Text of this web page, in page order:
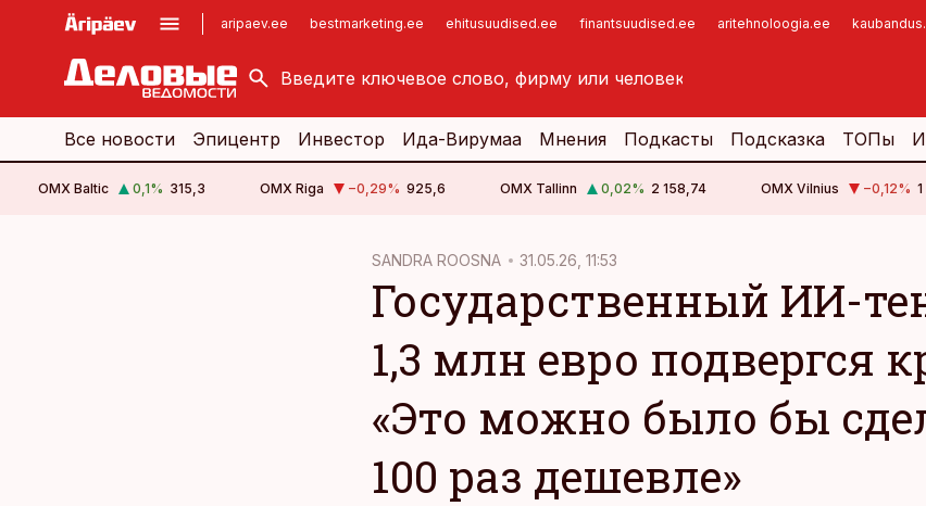
aripaev.ee bestmarketing.ee ehitusuudised.ee finantsuudised.ee aritehnoloogia.ee
kinnisvarauudised.ee
logistikauudised.ee
imelineajalugu.ee
Все новости Эпицентр Инвестор Ида-Вирумаа Мнения Подкасты Подсказка ТОПы
OMX Baltic 0,1% 315,3 OMX Riga −0,29% 925,6 OMX Tallinn 0,02% 2 158,74 OMX Vilnius −0,12%
SANDRA ROOSNA 31.05.26, 11:53
Государственный ИИ-
1,3 млн евро подвергся
«Это можно было бы
100 раз дешевле»